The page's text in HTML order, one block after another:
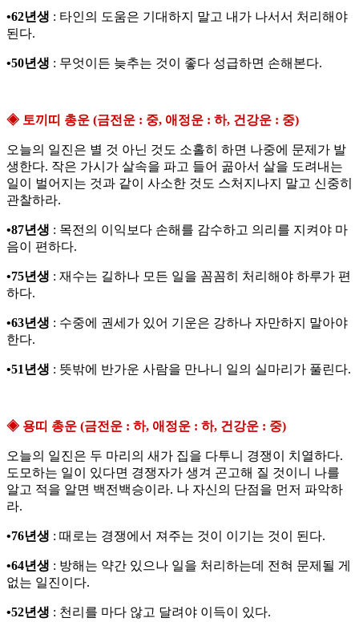
•62년생 : 타인의 도움은 기대하지 말고 내가 나서서 처리해야
된다.
•50년생 : 무엇이든 늦추는 것이 좋다 성급하면 손해본다.
◈ 토끼띠 총운 (금전운 : 중, 애정운 : 하, 건강운 : 중)
오늘의 일진은 별 것 아닌 것도 소홀히 하면 나중에 문제가 발
생한다. 작은 가시가 살속을 파고 들어 곪아서 살을 도려내는
일이 벌어지는 것과 같이 사소한 것도 스처지나지 말고 신중히
관찰하라.
•87년생 : 목전의 이익보다 손해를 감수하고 의리를 지켜야 마
음이 편하다.
•75년생 : 재수는 길하나 모든 일을 꼼꼼히 처리해야 하루가 편
하다.
•63년생 : 수중에 권세가 있어 기운은 강하나 자만하지 말아야
한다.
•51년생 : 뜻밖에 반가운 사람을 만나니 일의 실마리가 풀린다.
◈ 용띠 총운 (금전운 : 하, 애정운 : 하, 건강운 : 중)
오늘의 일진은 두 마리의 새가 집을 다투니 경쟁이 치열하다.
도모하는 일이 있다면 경쟁자가 생겨 곤고해 질 것이니 나를
알고 적을 알면 백전백승이라. 나 자신의 단점을 먼저 파악하
라.
•76년생 : 때로는 경쟁에서 져주는 것이 이기는 것이 된다.
•64년생 : 방해는 약간 있으나 일을 처리하는데 전혀 문제될 게
없는 일진이다.
•52년생 : 천리를 마다 않고 달려야 이득이 있다.